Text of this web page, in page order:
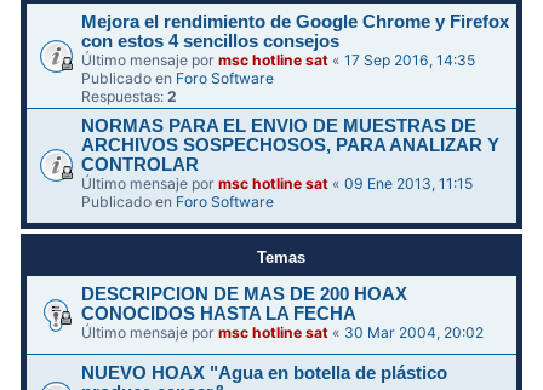
Mejora el rendimiento de Google Chrome y Firefox
con estos 4 sencillos consejos
Último mensaje pormsc hotline sat «17 Sep 2016, 14:35
Publicado en Foro Software
Respuestas:2
NORMAS PARA EL ENVIO DE MUESTRAS DE
ARCHIVOS SOSPECHOSOS, PARA ANALIZAR Y
CONTROLAR
Último mensaje pormsc hotline sat «09 Ene 2013, 11:15
Publicado en Foro Software
Temas
DESCRIPCION DE MAS DE 200 HOAX
CONOCIDOS HASTA LA FECHA
Último mensaje pormsc hotline sat « 30 Mar 2004, 20:02
NUEVO HOAX "Agua en botella de plástico